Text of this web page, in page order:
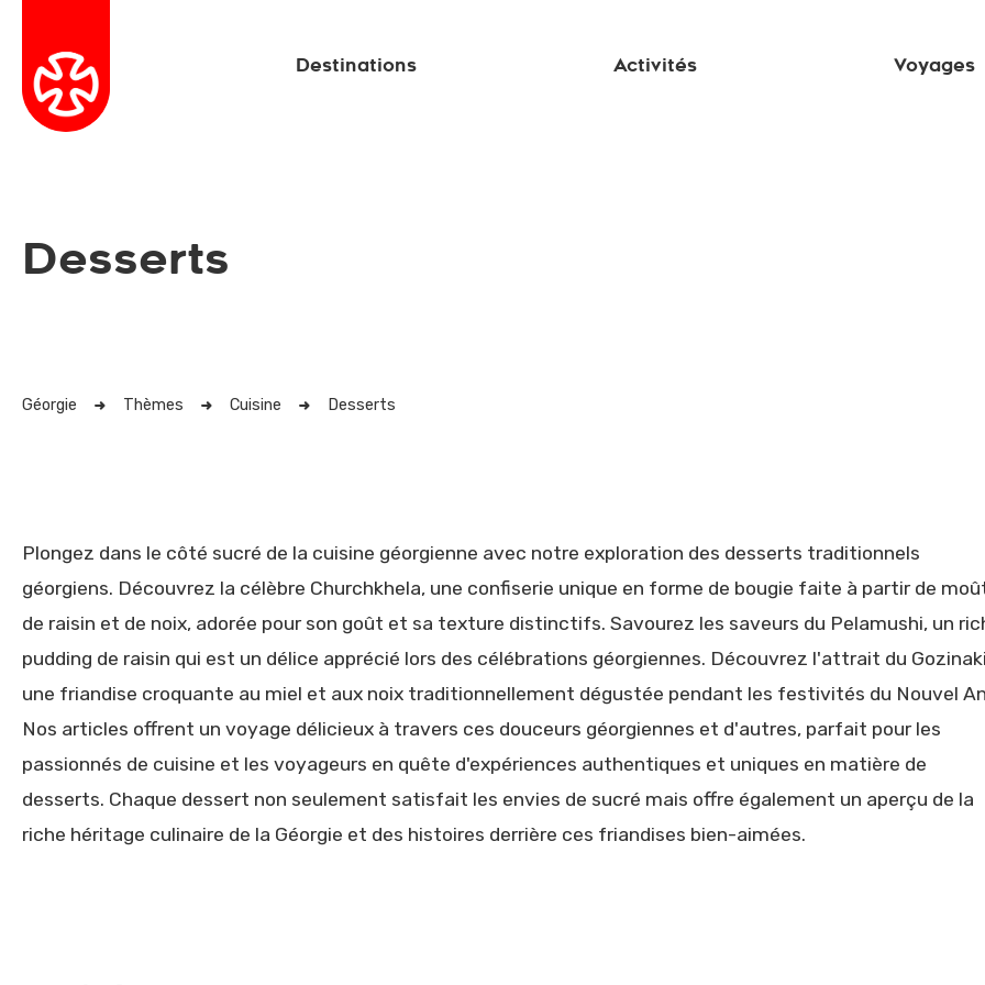
Destinations Activités Voyages
Desserts
Géorgie Thèmes Cuisine Desserts
Plongez dans le côté sucré de la cuisine géorgienne avec notre exploration des desserts traditionnels
géorgiens. Découvrez la célèbre Churchkhela, une confiserie unique en forme de bougie faite à partir de
de raisin et de noix, adorée pour son goût et sa texture distinctifs. Savourez les saveurs du Pelamushi, un
pudding de raisin qui est un délice apprécié lors des célébrations géorgiennes. Découvrez l'attrait du
une friandise croquante au miel et aux noix traditionnellement dégustée pendant les festivités du Nouvel
Nos articles offrent un voyage délicieux à travers ces douceurs géorgiennes et d'autres, parfait pour les
passionnés de cuisine et les voyageurs en quête d'expériences authentiques et uniques en matière de
desserts. Chaque dessert non seulement satisfait les envies de sucré mais offre également un aperçu de la
riche héritage culinaire de la Géorgie et des histoires derrière ces friandises bien-aimées.